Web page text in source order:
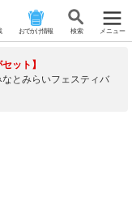
おでかけ情報 検 索 メニュー
ット】
とみらいフェスティバ